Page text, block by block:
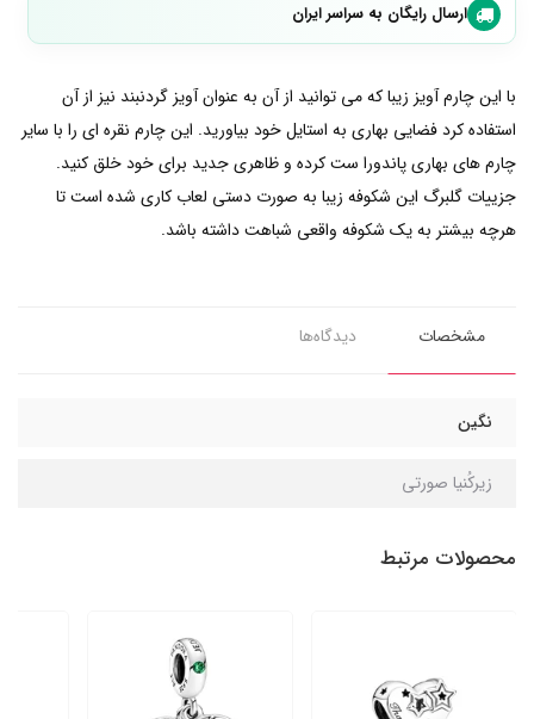
ارسال رایگان به سراسر ایران
با این چارم آویز زیبا که می توانید از آن به عنوان آویز گردنبند نیز از آن
استفاده کرد فضایی بهاری به استایل خود بیاورید. این چارم نقره ای را با سایر
چارم های بهاری پاندورا ست کرده و ظاهری جدید برای خود خلق کنید.
جزییات گلبرگ این شکوفه زیبا به صورت دستی لعاب کاری شده است تا
هرچه بیشتر به یک شکوفه واقعی شباهت داشته باشد.
مشخصات دیدگاه‌ها
نگین
زیرکُنیا صورتی
محصولات مرتبط